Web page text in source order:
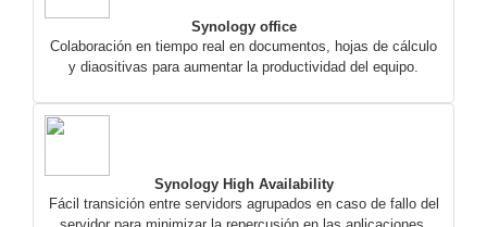
Synology office
Colaboración en tiempo real en documentos, hojas de cálculo
y diaositivas para aumentar la productividad del equipo.
Synology High Availability
Fácil transición entre servidors agrupados en caso de fallo del